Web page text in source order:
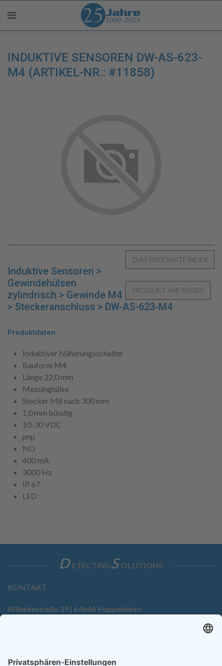
INDUKTIVE SENSOREN DW-AS-623-
M4 (ARTIKEL-NR.: #11858)
Induktive Sensoren >
Gewindehülsen
zylindrisch > Gewinde M4
> Steckeranschluss > DW-AS-623-M4
Produktdaten
Induktiver Näherungsschalter
Bauform M4
Länge 22,0 mm
Messinghülse
Stecker M8 nach 300 mm
1,0 mm bündig
10-30 VDC
pnp
NO
400 mA
3000 Hz
IP 67
LED
D ETECTINGS OLUTIONS
KONTAKT
Wilhelmstraße 39 | 64646 Heppenheim